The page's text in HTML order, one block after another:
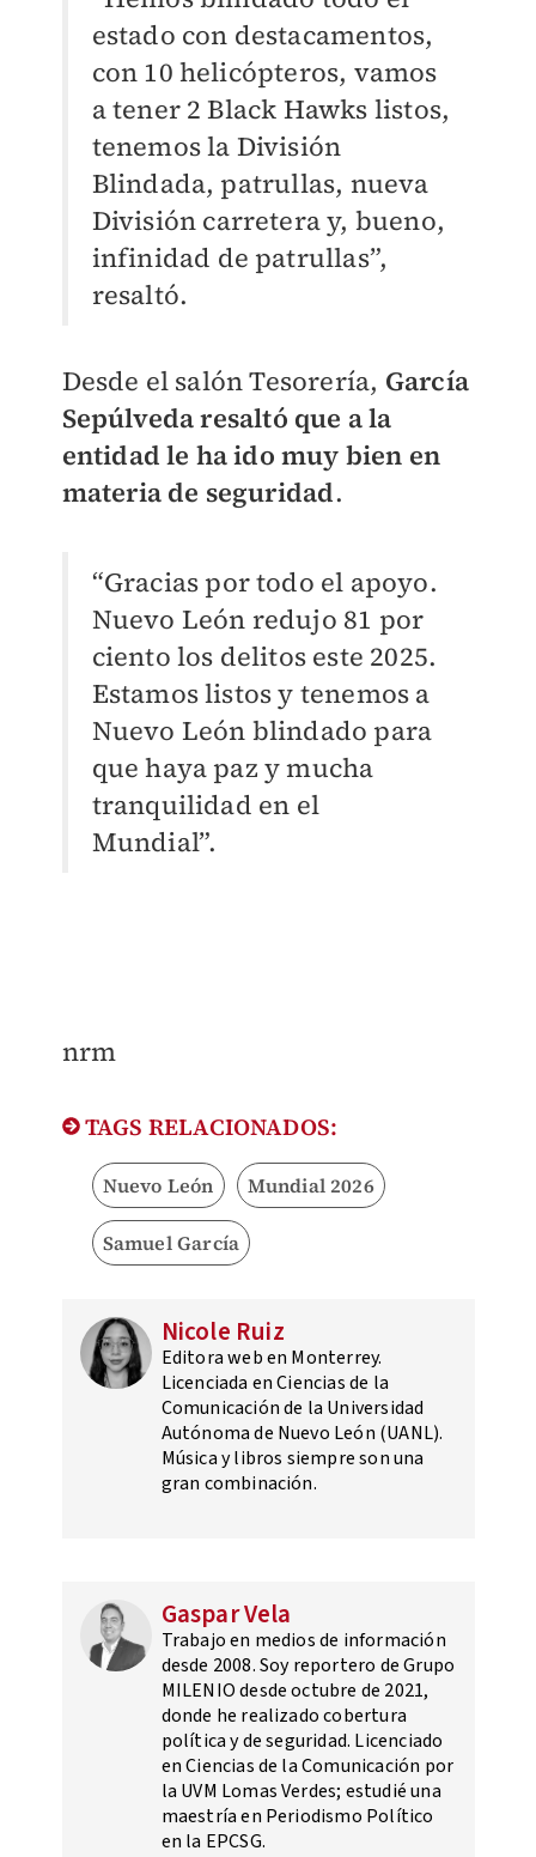
estado con destacamentos,
con 10 helicópteros, vamos
a tener 2 Black Hawks listos,
tenemos la División
Blindada, patrullas, nueva
División carretera y, bueno,
infinidad de patrullas”,
resaltó.
Desde el salón Tesorería, García
Sepúlveda resaltó que a la
entidad le ha ido muy bien en
materia de seguridad.
“Gracias por todo el apoyo.
Nuevo León redujo 81 por
ciento los delitos este 2025.
Estamos listos y tenemos a
Nuevo León blindado para
que haya paz y mucha
tranquilidad en el
Mundial”.
nrm
TAGS RELACIONADOS:
Nuevo León Mundial 2026
Samuel García
Nicole Ruiz
Editora web en Monterrey.
Licenciada en Ciencias de la
Comunicación de la Universidad
Autónoma de Nuevo León (UANL).
Música y libros siempre son una
gran combinación.
Gaspar Vela
Trabajo en medios de información
desde 2008. Soy reportero de Grupo
MILENIO desde octubre de 2021,
donde he realizado cobertura
política y de seguridad. Licenciado
en Ciencias de la Comunicación por
la UVM Lomas Verdes; estudié una
maestría en Periodismo Político
en la EPCSG.